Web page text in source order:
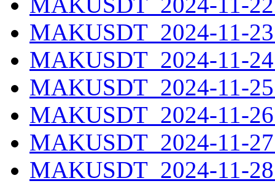
MAKUSDT_2024-11-
MAKUSDT_2024-11-
MAKUSDT_2024-11-
MAKUSDT_2024-11-
MAKUSDT_2024-11-
MAKUSDT_2024-11-